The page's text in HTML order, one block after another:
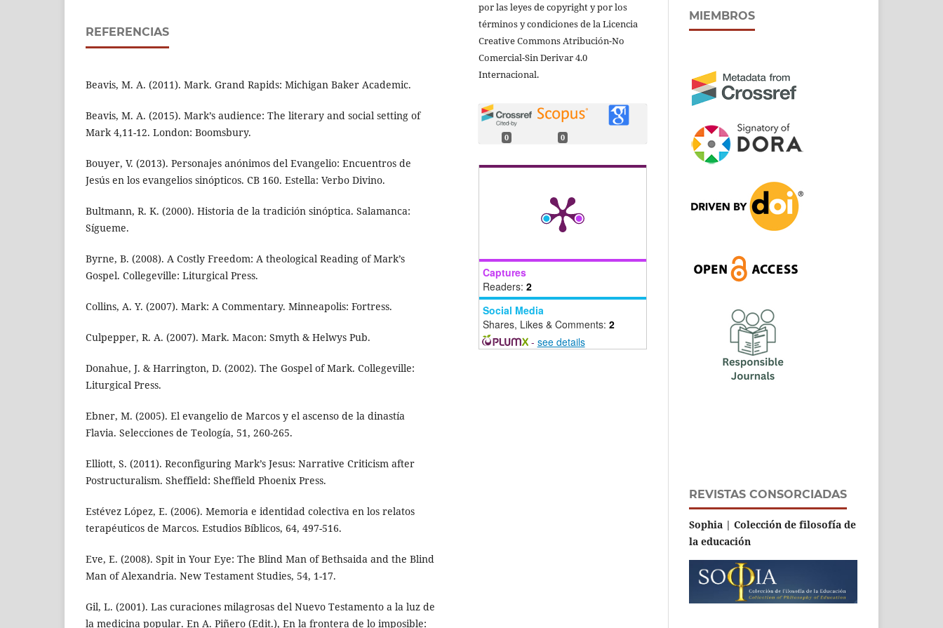
REFERENCIAS
Beavis, M. A. (2011). Mark. Grand Rapids: Michigan Baker Academic.
Beavis, M. A. (2015). Mark’s audience: The literary and social setting of
Mark 4,11-12. London: Boomsbury.
Bouyer, V. (2013). Personajes anónimos del Evangelio: Encuentros de
Jesús en los evangelios sinópticos. CB 160. Estella: Verbo Divino.
Bultmann, R. K. (2000). Historia de la tradición sinóptica. Salamanca:
Sígueme.
Byrne, B. (2008). A Costly Freedom: A theological Reading of Mark’s
Gospel. Collegeville: Liturgical Press.
Collins, A. Y. (2007). Mark: A Commentary. Minneapolis: Fortress.
Culpepper, R. A. (2007). Mark. Macon: Smyth & Helwys Pub.
Donahue, J. & Harrington, D. (2002). The Gospel of Mark. Collegeville:
Liturgical Press.
Ebner, M. (2005). El evangelio de Marcos y el ascenso de la dinastía
Flavia. Selecciones de Teología, 51, 260-265.
Elliott, S. (2011). Reconfiguring Mark’s Jesus: Narrative Criticism after
Postructuralism. Sheffield: Sheffield Phoenix Press.
Estévez López, E. (2006). Memoria e identidad colectiva en los relatos
terapéuticos de Marcos. Estudios Bíblicos, 64, 497-516.
Eve, E. (2008). Spit in Your Eye: The Blind Man of Bethsaida and the Blind
Man of Alexandria. New Testament Studies, 54, 1-17.
Gil, L. (2001). Las curaciones milagrosas del Nuevo Testamento a la luz de
la medicina popular. En A. Piñero (Edit.), En la frontera de lo imposible:
por las leyes de copyright y por los
términos y condiciones de la Licencia
Creative Commons Atribución-No
Comercial-Sin Derivar 4.0
Internacional.
0 0
Captures
Readers: 2
Social Media
Shares, Likes & Comments: 2
- see details
MIEMBROS
REVISTAS CONSORCIADAS
Sophia | Colección de filosofía de
la educación